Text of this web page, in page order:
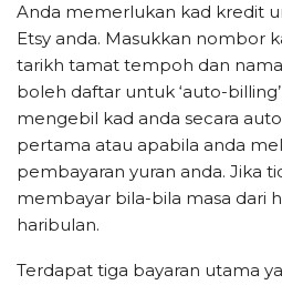
Anda memerlukan kad kredit
Etsy anda. Masukkan nombor
tarikh tamat tempoh dan
boleh daftar untuk ‘auto-
mengebil kad anda secara
pertama atau apabila anda
pembayaran yuran anda. Jika
membayar bila-bila masa dari
haribulan.
Terdapat tiga bayaran utama